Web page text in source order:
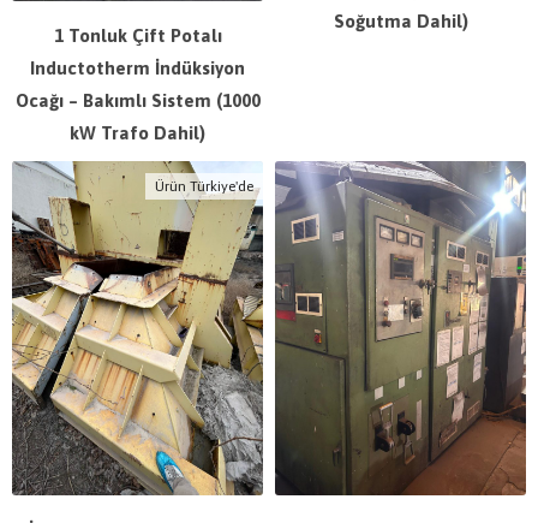
1 Tonluk Çift Potalı
Inductotherm İndüksiyon
Ocağı – Bakımlı Sistem (1000
kW Trafo Dahil)
Soğutma Dahil)
Ürün Türkiye'de